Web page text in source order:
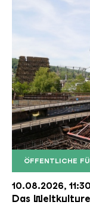
ÖFFENTLICHE
Der
Copyright:
10.08.2026,
Das